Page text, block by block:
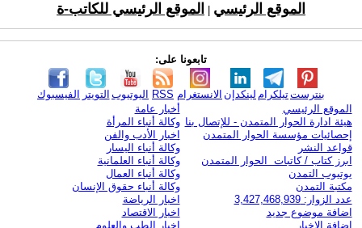
الموقع الرئيسي الموقع الرئيسي للكاتب-ة
تابعونا على:
الفيسبوك التويتر اليوتيوب RSS الانستغرام لينكدإن تيلكرامبنترست
الموقع الرئيسي
هيئة ادارة الحوار المتمدن - للإتصال بنا
إحصائيات مؤسسة الحوار المتمدن
قواعد النشر
ابرز كتاب / كاتبات الحوار المتمدن
يوتيوب التمدن
مكتبة التمدن
عدد الزوار: 3,427,468,939
اضافة موضوع جديد
اضافة الاخبار
أخبار عامة
وكالة أنباء المرأة
اخبار الأدب والفن
وكالة أنباء اليسار
وكالة أنباء العلمانية
وكالة أنباء العمال
وكالة أنباء حقوق الإنسان
اخبار الرياضة
اخبار الاقتصاد
اخبار الطب والعلوم